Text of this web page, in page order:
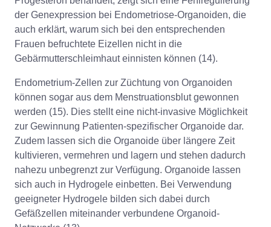
der Genexpression bei Endometriose-Organoiden, die
auch erklärt, warum sich bei den entsprechenden
Frauen befruchtete Eizellen nicht in die
Gebärmutterschleimhaut einnisten können (14).
Endometrium-Zellen zur Züchtung von Organoiden
können sogar aus dem Menstruationsblut gewonnen
werden (15). Dies stellt eine nicht-invasive Möglichkeit
zur Gewinnung Patienten-spezifischer Organoide dar.
Zudem lassen sich die Organoide über längere Zeit
kultivieren, vermehren und lagern und stehen dadurch
nahezu unbegrenzt zur Verfügung. Organoide lassen
sich auch in Hydrogele einbetten. Bei Verwendung
geeigneter Hydrogele bilden sich dabei durch
Gefäßzellen miteinander verbundene Organoid-